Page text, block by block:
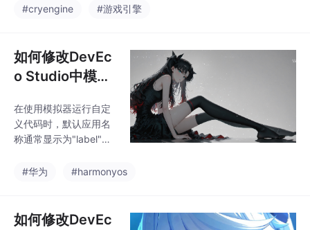
吧！
更滑。0.8f,// 高光照更
根据运动传感器数据调
整灵敏度。// 将物理数
据转换为NPU张量。//
矩。// 获取处理后的传
感器数据。// 根据AR平
面更新碰撞体。// 1. 获
步光照物理特性。// 注
#cryengine #游戏引擎
如何修改DevEc
o Studio中模拟
在使用模拟器运行自定
义代码时，默认应用名
称通常显示为"label"，
覆盖前一个。为解决此
#华为 #harmonyos
如何修改DevEc